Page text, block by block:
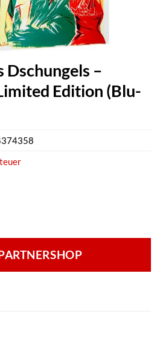
Dschungels –
Edition (Blu-